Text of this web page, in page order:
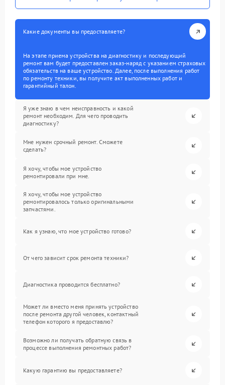
Какие документы вы предоставляете?
На этапе приема устройства на диагностику и последующий
ремонт вам будет предоставлен заказ-наряд с указанием страховых
обязательств на ваше устройство. Далее, после выполнения работ
по ремонту техники, вы получите акт выполненных работ и
гарантийный талон.
Я уже знаю в чем неисправность и какой
ремонт необходим. Для чего проводить
диагностику?
Мне нужен срочный ремонт. Сможете
сделать?
Я хочу, чтобы мое устройство
ремонтировали при мне.
Я хочу, чтобы мое устройство
ремонтировалось только оригинальными
запчастями.
Как я узнаю, что мое устройство готово?
От чего зависит срок ремонта техники?
Диагностика проводится бесплатно?
Может ли вместо меня принять устройство
после ремонта другой человек, контактный
телефон которого я предоставлю?
Возможно ли получать обратную связь в
процессе выполнения ремонтных работ?
Какую гарантию вы предоставляете?